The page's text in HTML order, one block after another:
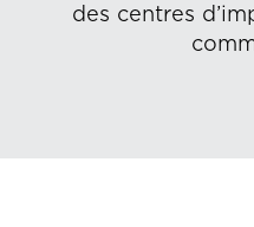
des centres